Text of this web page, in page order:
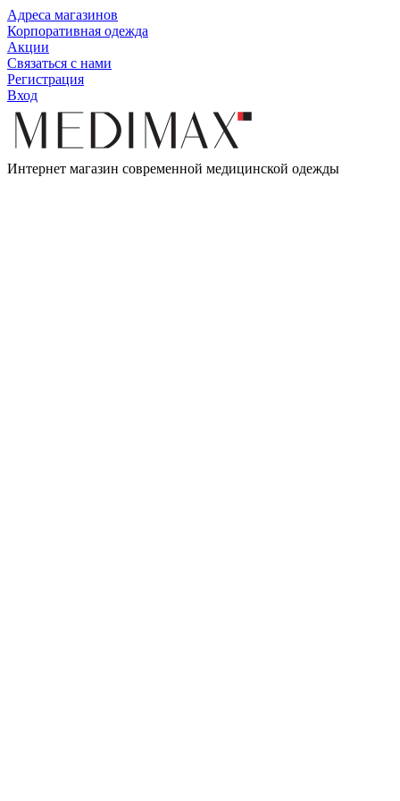
Адреса магазинов
Корпоративная одежда
Акции
Связаться с нами
Регистрация
Вход
Интернет магазин современной медицинской одежды